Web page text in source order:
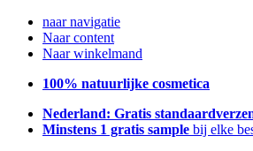
naar navigatie
Naar content
Naar winkelmand
100% natuurlijke cosmetica
Nederland: Gratis
Minstens 1 gratis sample bij elke